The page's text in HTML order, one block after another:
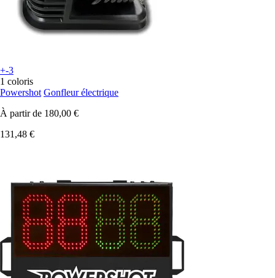
+-3
1 coloris
Powershot Gonfleur électrique
À partir de 180,00 €
131,48 €